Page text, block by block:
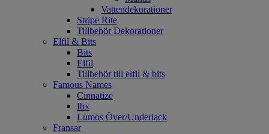
Vattendekorationer
Stripe Rite
Tillbehör Dekorationer
Elfil & Bits
Bits
Elfil
Tillbehör till elfil & bits
Famous Names
Cinnatize
Ibx
Lumos Över/Underlack
Fransar